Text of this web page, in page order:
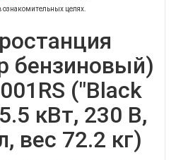
целях.
бензиновый)
("Black
кВт, 230 В,
вес 72.2 кг)